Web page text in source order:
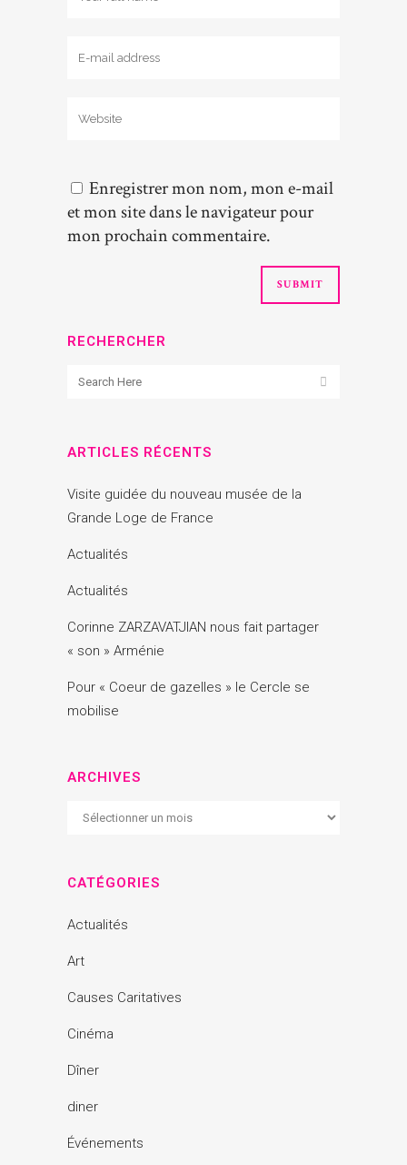
Enregistrer mon nom, mon e-mail
et mon site dans le navigateur pour
mon prochain commentaire.
RECHERCHER
ARTICLES RÉCENTS
Visite guidée du nouveau musée de la
Grande Loge de France
Actualités
Actualités
Corinne ZARZAVATJIAN nous fait partager
« son » Arménie
Pour « Coeur de gazelles » le Cercle se
mobilise
ARCHIVES
Archives
CATÉGORIES
Actualités
Art
Causes Caritatives
Cinéma
Dîner
diner
Événements